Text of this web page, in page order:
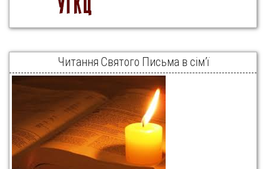
Читання Святого Письма в сім’ї